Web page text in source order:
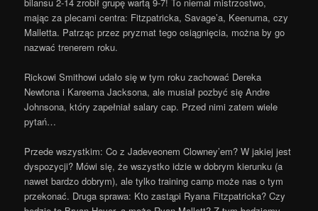
mając za plecami centra: Fitzpatricka, Savage’a, Keenuma, czy
Malletta. Patrząc przez pryzmat tego osiągnięcia, można by go
nazwać trenerem roku.
Rickowi Smithowi udało się w tym roku zachować Dereka
Newtona i Kareema Jacksona, ale musiał pozbyć się Andre
Johnsona, który zapełniał salary cap. Przed nimi zatem wiele
pytań…
Przede wszystkim: Co z Jadeveonem Clowney’em? W jakiej jest
dyspozycji? Mówi się, że wszystko idzie w dobrym kierunku (a
nawet bardzo dobrym), ale tylko training camp może nas o tym
przekonać. Druga sprawa: Kto zastąpi Ryana Fitzpatricka? Czy